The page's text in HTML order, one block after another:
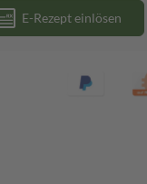
E-Rezept einlösen